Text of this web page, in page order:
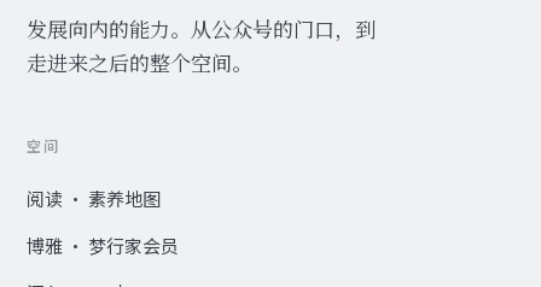
发展向内的能力。从公众号的门口，到
走进来之后的整个空间。
空间
阅读 · 素养地图
博雅 · 梦行家会员